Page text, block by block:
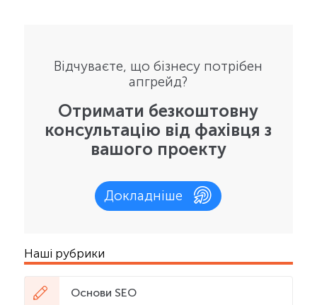
Відчуваєте, що бізнесу потрібен
апгрейд?
Отримати безкоштовну
консультацію від фахівця з
вашого проекту
Докладніше
Наші рубрики
Основи SEO